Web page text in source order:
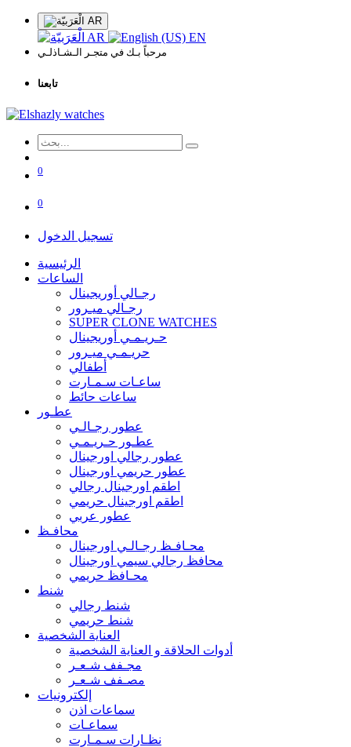
AR
AR EN
مرحباً بـك في متجـر الـشـاذلـي
تابعنا
0
0
تسجيل الدخول
الرئيسية
الساعات
رجـالي أوريجينال
رجـالي ميـرور
SUPER CLONE WATCHES
حـريـمـي أوريجينال
حريـمـي ميـرور
أطفالي
ساعـات سـمـارت
ساعات حائط
عطـور
عطور رجـالـي
عطـور حـريـمـي
عطور رجالي اورجينال
عطور حريمي اورجينال
اطقم اورجينال رجالي
اطقم اورجينال حريمي
عطور عربي
محافـظ
محـافـظ رجـالـي اورجينال
محافظ رجالي سيمي اورجينال
محـافظ حريمي
شنط
شنط رجالي
شنط حريمي
العناية الشخصية
أدوات الحلاقة و العناية الشخصية
مجـفف شـعـر
مصـفف شـعـر
إلكترونيات
سماعات اذن
سماعـات
نظـارات سـمـارت